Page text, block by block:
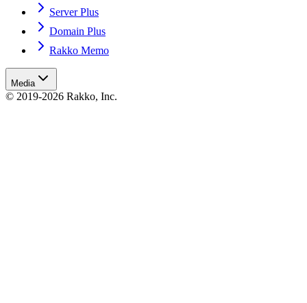
Server Plus
Domain Plus
Rakko Memo
Media
© 2019-2026 Rakko, Inc.